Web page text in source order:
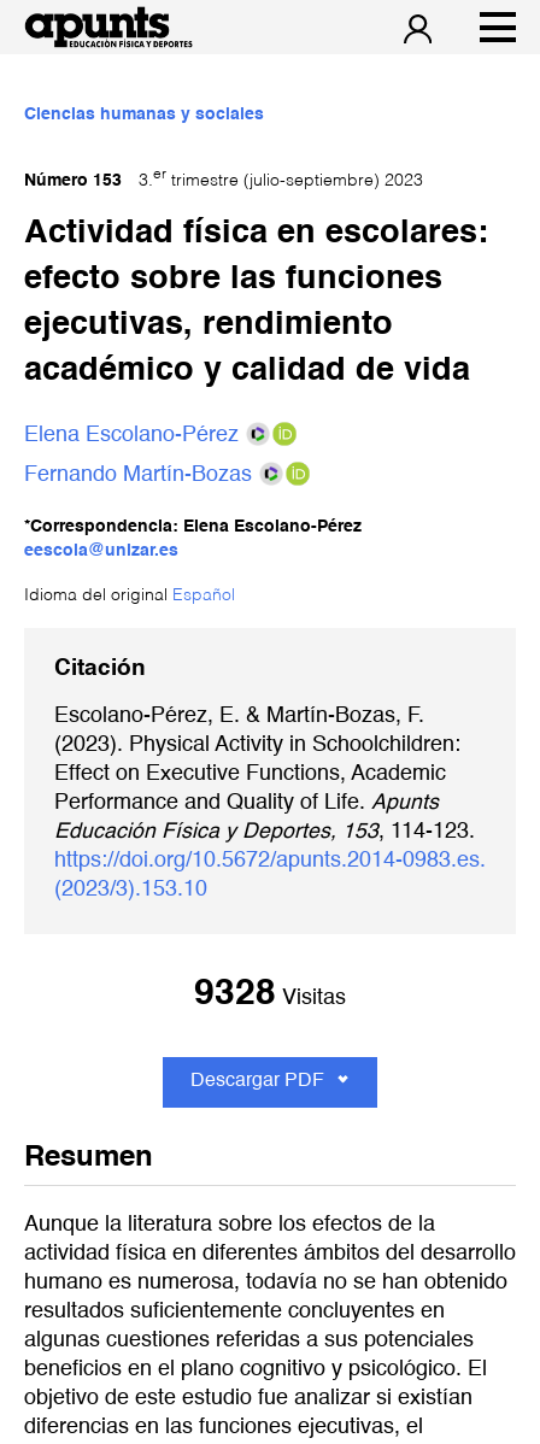
Ciencias humanas y sociales
Número 153 3. er trimestre (julio-septiembre) 2023
Actividad física en escolares:
efecto sobre las funciones
ejecutivas, rendimiento
académico y calidad de vida
Elena Escolano-Pérez
Fernando Martín-Bozas
*Correspondencia: Elena Escolano-Pérez
eescola@unizar.es
Idioma del original Español
Citación
Escolano-Pérez, E. & Martín-Bozas, F.
(2023). Physical Activity in Schoolchildren:
Effect on Executive Functions, Academic
Performance and Quality of Life. Apunts
Educación Física y Deportes, 153, 114-123.
https://doi.org/10.5672/apunts.2014-0983.es.
(2023/3).153.10
9328 Visitas
Descargar PDF
Resumen
Aunque la literatura sobre los efectos de la
actividad física en diferentes ámbitos del desarrollo
humano es numerosa, todavía no se han obtenido
resultados suficientemente concluyentes en
algunas cuestiones referidas a sus potenciales
beneficios en el plano cognitivo y psicológico. El
objetivo de este estudio fue analizar si existían
diferencias en las funciones ejecutivas, el